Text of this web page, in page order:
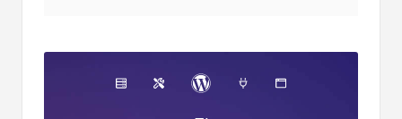
sitio de recursos gratuitos de WordPress más